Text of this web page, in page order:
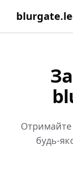
Отримайте
будь-